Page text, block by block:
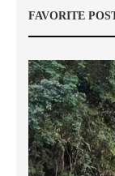
FAVORITE